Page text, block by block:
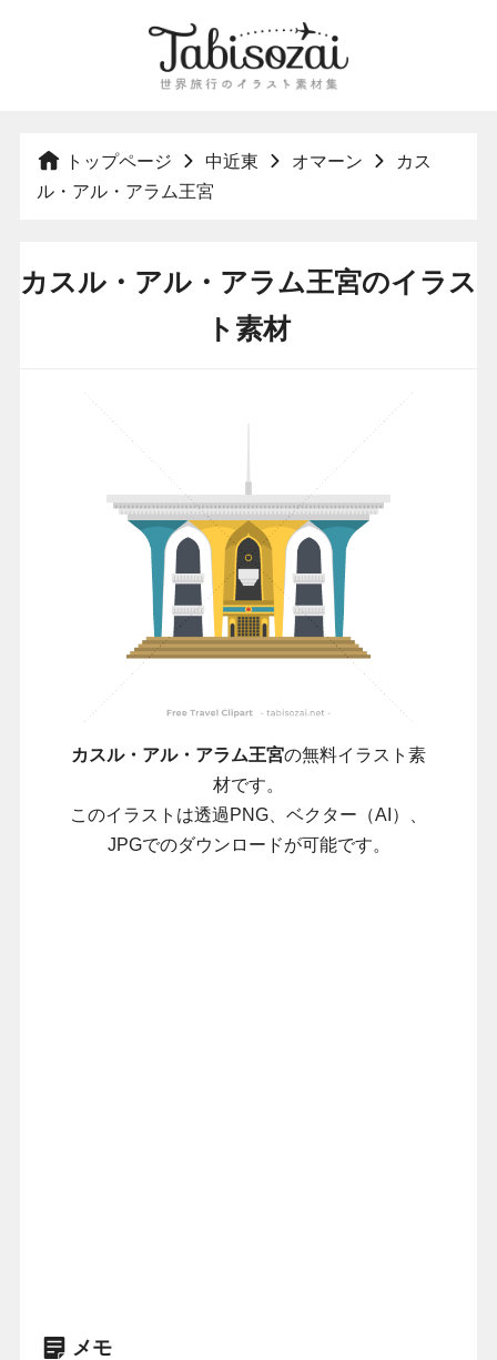
トップページ 中近東 オマーン
カス
ル・アル・アラム王宮
カスル・アル・アラム王宮のイラス
ト素材
カスル・アル・アラム王宮の無料イラスト素
材です。
このイラストは透過PNG、ベクター（AI）、
JPGでのダウンロードが可能です。
メモ